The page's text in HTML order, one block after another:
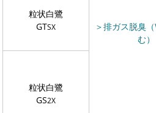
＞排ガス脱臭
む）
粒状白鷺
GTSX
粒状白鷺
GS2X